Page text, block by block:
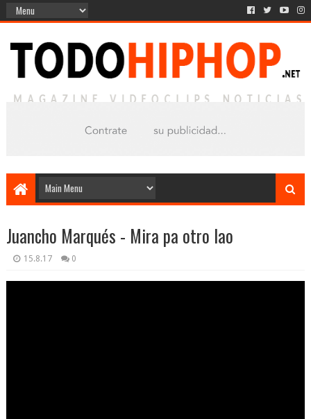
Juancho Marqués - Mira pa otro lao
15.8.17 0